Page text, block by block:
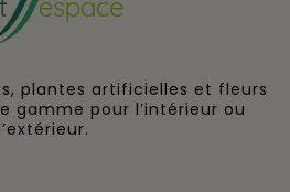
plantes artificielles et fleurs
gamme pour l’intérieur ou